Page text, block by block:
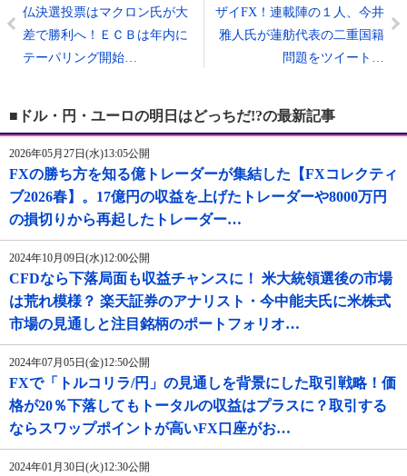
仏決選投票はマクロン氏が大
差で勝利へ！ＥＣＢは年内に
テーパリング開始…
ザイFX！連載陣の１人、今井
雅人氏が蓮舫代表の二重国籍
問題をツイート…
■ドル・円・ユーロの明日はどっちだ!?の最新記事
2026年05月27日(水)13:05公開
FXの勝ち方を知る億トレーダーが集結した【FXコレクティ
ブ2026春】。17億円の収益を上げたトレーダーや8000万円
の損切りから再起したトレーダー…
2024年10月09日(水)12:00公開
CFDなら下落局面も収益チャンスに！ 米大統領選後の市場
は荒れ模様？ 楽天証券のアナリスト・今中能夫氏に米株式
市場の見通しと注目銘柄のポートフォリオ…
2024年07月05日(金)12:50公開
FXで「トルコリラ/円」の見通しを背景にした取引戦略！価
格が20％下落してもトータルの収益はプラスに？取引する
ならスワップポイントが高いFX口座がお…
2024年01月30日(火)12:30公開